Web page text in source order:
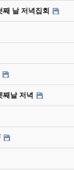
날 저녁집회
날 저녁